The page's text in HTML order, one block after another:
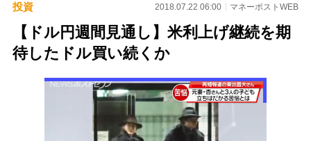
投資 2018.07.22 06:00 マネーポストWEB
【ドル円週間見通し】米利上げ継続を期
待したドル買い続くか